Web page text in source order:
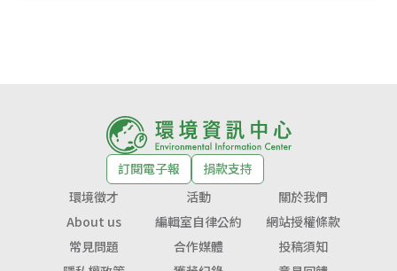
訂閱電子報
捐款支持
環境徵才
活動
關於我們
About us
編輯室自律公約
網站授權條款
常見問題
合作媒體
投稿須知